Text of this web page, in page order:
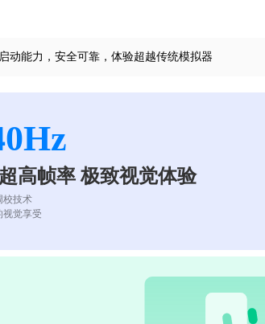
动能力，安全可靠，体验超越传统模拟器
高帧率 极致视觉体验
校技术
视觉享受